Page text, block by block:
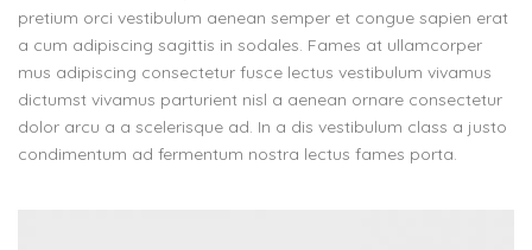
pretium orci vestibulum aenean semper et congue sapien erat
a cum adipiscing sagittis in sodales. Fames at ullamcorper
mus adipiscing consectetur fusce lectus vestibulum vivamus
dictumst vivamus parturient nisl a aenean ornare consectetur
dolor arcu a a scelerisque ad. In a dis vestibulum class a justo
condimentum ad fermentum nostra lectus fames porta.